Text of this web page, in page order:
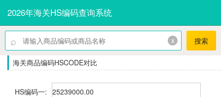
2026年海关HS编码查询系统
⌕ x 搜索
海关商品编码HSCODE对比
HS编码一: